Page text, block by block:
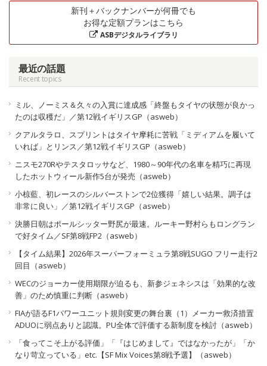
新刊＋バックナンバーが何冊でも
お得な定額プランはこちら
ASBデジタルライブラリ
最近の話題
Recent topics
ミル、ノーミス＆久々の入賞に達成感「終盤もタイヤの状態が良かっ
たのは収穫だ」／第12戦イギリスGP（asweb）
クアルタラロ、スプリントはタイヤ摩耗に苦戦「ミディアムを履いて
いれば」とリンス／第12戦イギリスGP（asweb）
ニスモ270Rやテスタロッサなど、1980～90年代の名車を精巧に再現
したホットウィール新作5台が発売（asweb）
小椋藍、初レースのシルバーストンで2位獲得「嬉しい結果。調子は
非常に良い」／第12戦イギリスGP（asweb）
決勝日朝はポールシッター野尻が最速。ルーキー野村らもロングラン
で好タイム／SF第8戦FP2（asweb）
【タイム結果】2026年スーパーフォーミュラ第8戦SUGO フリー走行2
回目（asweb）
WECのジョーカー使用期限が迫るも、新参ジェネシスは「効果的な改
善」のため慎重に判断（asweb）
FIAが語るF1パワーユニット規則変更の舞台裏（1）メーカー救済措置
ADUOに弱点ありと認識。PU全体で評価する新制度を検討（asweb）
「食ってこそ上がる評価」「『はじめまして』ではなかったが」「か
なり苛立っている」etc.【SF Mix Voices第8戦予選】（asweb）